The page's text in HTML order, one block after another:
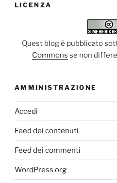
LICENZA
Quest blog è pubblicato
Commons se non
AMMINISTRAZIONE
Accedi
Feed dei contenuti
Feed dei commenti
WordPress.org